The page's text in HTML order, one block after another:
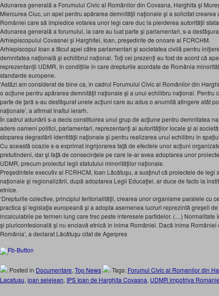
Adunarea generală a Forumului Civic al Românilor din Covasna, Harghita şi
Miercurea Ciuc, un apel pentru apărarea demnităţii naţionale şi a solicitat
României care să împiedice votarea unor legi care duc la pierderea autorităţii
Adunarea generală a forumului, la care au luat parte şi parlamentari, s-a
Arhiepiscopului Covasnei şi Harghitei, Ioan, preşedinte de onoare al FCRCHM.
Arhiepiscopul Ioan a făcut apel către parlamentari şi societatea civilă pentru
demnitatea naţională şi echilibrul naţional. Toţi cei prezenţi au fost de acord că
reprezentanţii UDMR, în condiţiile în care drepturile acordate de România
standarde europene.
‘Astăzi am considerat de bine ca, în cadrul Forumului Civic al Românilor din
o acţiune pentru apărarea demnităţii naţionale şi a unui echilibru naţional. Pentru
parte de ţară s-au desfăşurat unele acţiuni care au adus o anumită atingere atât
naţionale’, a afirmat înaltul ierarh.
În cadrul adunării s-a decis constituirea unui grup de acţiune pentru demnitatea
adere oameni politici, parlamentari, reprezentanţi ai autorităţilor locale şi ai
stoparea degradării identităţii naţionale şi pentru realizarea unui echilibru în
Cu această ocazie s-a exprimat îngrijorarea faţă de efectele unor acţiuni
pretutindeni, dar şi faţă de consecinţele pe care le-ar avea adoptarea unor
UDMR, precum proiectul legii statutului minorităţilor naţionale.
Preşedintele executiv al FCRHCM, Ioan Lăcătuşu, a susţinut că proiectele de legi
naţionale şi regionalizării, după adoptarea Legii Educaţiei, ar duce de facto la
etnice.
‘Drepturile colective, principiul teritorialităţii, crearea unor organisme paralele cu
practica şi legislaţia europeană şi a adopta asemenea lucruri reprezintă greşeli
incalculabile pe termen lung care trec peste interesele partidelor. (…) Normalitate
şi pluriconfesională şi nu enclavă etnică în inima României. Dacă inima
România’, a declarat Lăcătuşu citat de Agerpres
Posted in Documentare, Top News Tags: Forumul Civic al Romanilor din
Lacatusu, ioan selejean, IPS Ioan de Harghita Covasna, UDMR impotriva